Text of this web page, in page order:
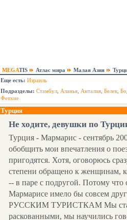
MEGATIS Атлас мира Малая Азия
Еще есть: Израиль
Подразделы: Стамбул Аланья Анталия Белек
Фетхие
Турция
Не ходите, девушки по
Турция - Мармарис - сентябрь
обобщить мои впечатления о
пригодятся. Хотя, оговорюсь
степени обращено к женщинам,
-- в паре с подругой. Потому
Мармарисе имело бы совсем
РУССКИМ ТУРИСТКАМ Мы
раскованными, мы научились